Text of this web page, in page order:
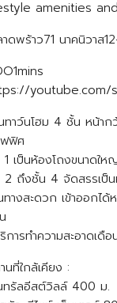
amenities
าดพร้าว71 นาคนิวาส
youtube.com/
ทาว์นโฮม 4 ชั้น หน้าก
ฟิศ
เป็นห้องโถงขนาดให
ถึงชั้น 4 จัดสรรเป็น
ทางสะดวก เข้าออกไ
การทำความสะอาดเดื
นที่ใกล้เคียง :
ทรัลอีสต์วิลล์ 400 ม.